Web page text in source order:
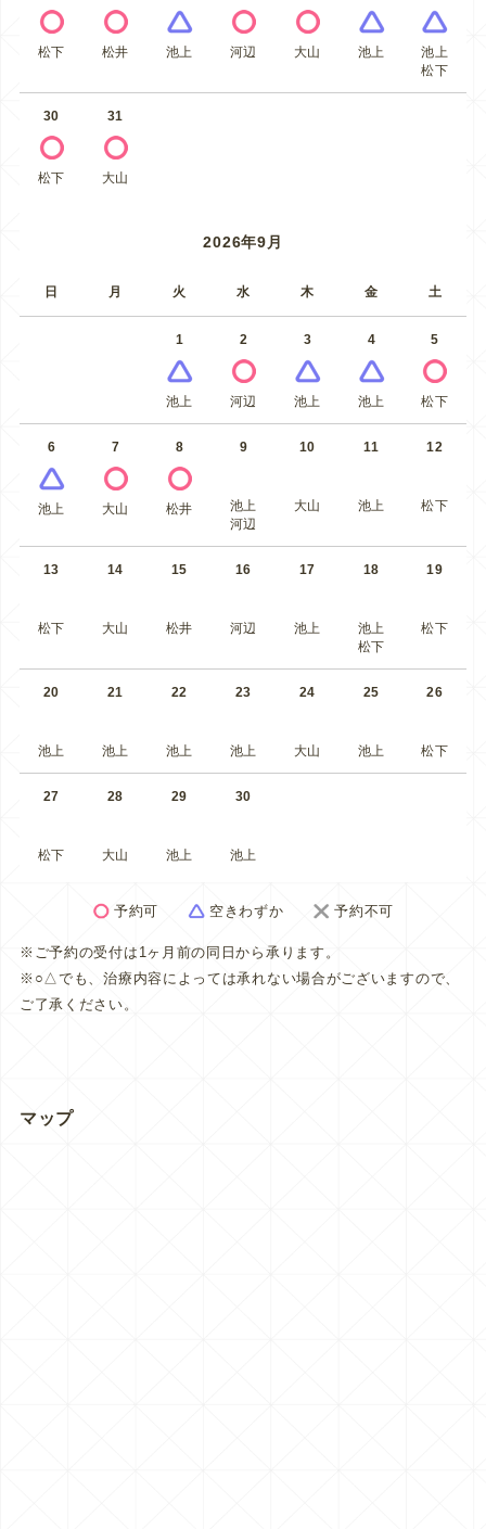
松下 松井 池上 河辺 大山 池上
池上
松下
30
松下
31
大山
2026年9月
日 月 火 水 木 金 土
1
池上
2
河辺
3
池上
4
池上
5
松下
6
池上
7
大山
8
松井
9
池上
河辺
10
大山
11
池上
12
松下
13
松下
14
大山
15
松井
16
河辺
17
池上
18
池上
松下
19
松下
20
池上
21
池上
22
池上
23
池上
24
大山
25
池上
26
松下
27
松下
28
大山
29
池上
30
池上
予約可 空きわずか 予約不可
※ご予約の受付は1ヶ月前の同日から承ります。
※○△でも、治療内容によっては承れない場合がございますので、
ご了承ください。
マップ